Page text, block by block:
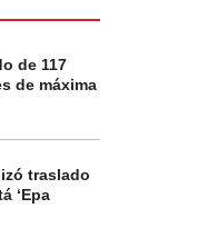
de 117
de máxima
traslado
‘Epa